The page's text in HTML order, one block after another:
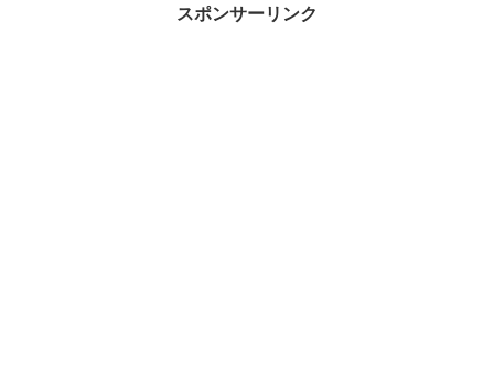
スポンサーリンク